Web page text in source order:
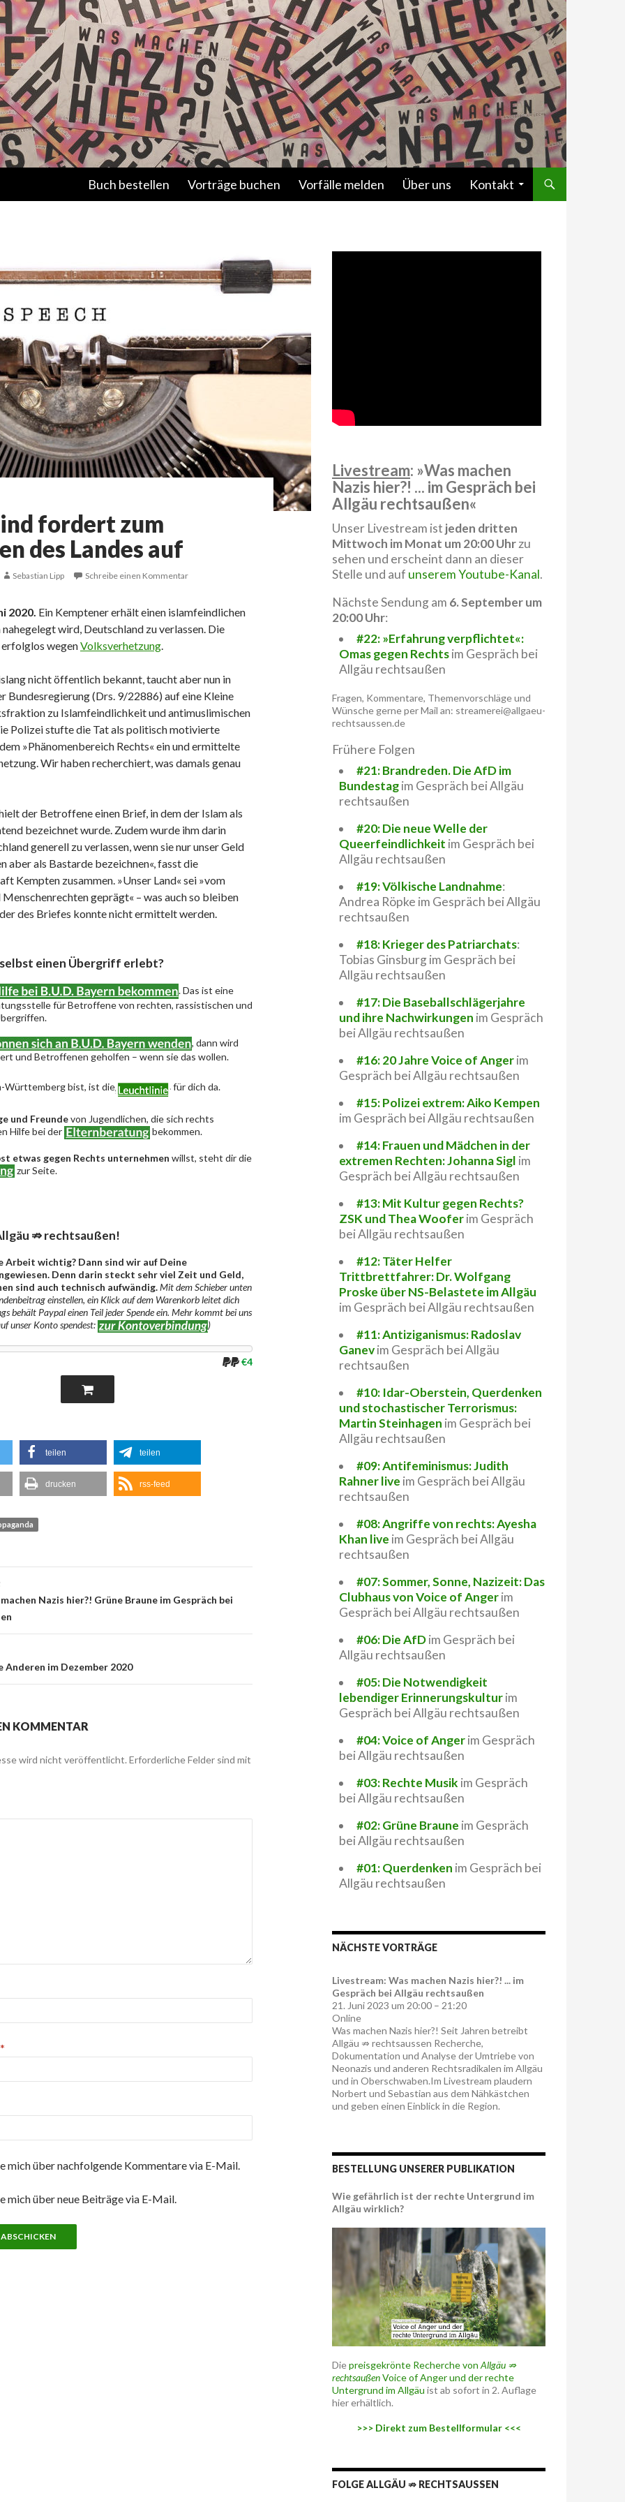
Buch bestellen Vorträge buchen Vorfälle melden Über uns Kontakt
fordert zum
des Landes auf
Sebastian Lipp Schreibe einen Kommentar
2020. Ein Kemptener erhält einen islamfeindlichen
wird, Deutschland zu verlassen. Die
wegenVolksverhetzung.
nicht öffentlich bekannt, taucht aber nun in
Bundesregierung (Drs. 9/22886) auf eine Kleine
zu Islamfeindlichkeit und antimuslimischen
Polizei stufte die Tat als politisch motivierte
»Phänomenbereich Rechts« ein und ermittelte
Wir haben recherchiert, was damals genau
der Betroffene einen Brief, in dem der Islam als
bezeichnet wurde. Zudem wurde ihm darin
generell zu verlassen, wenn sie nur unser Geld
aber als Bastarde bezeichnen«, fasst die
Kempten zusammen. »Unser Land« sei »vom
geprägt« – was auch so bleiben
des Briefes konnte nicht ermittelt werden.
einen Übergriff erlebt?
. Das ist eine
für Betroffene von rechten, rassistischen und
, dann wird
und Betroffenen geholfen – wenn sie das wollen.
Württemberg bist, ist die für dich da.
und Freundevon Jugendlichen, die sich rechts
Hilfe bei der
bekommen.
etwas gegen Rechts unternehmen willst, steht dir die
zur Seite.
⇏ rechtsaußen!
Arbeit wichtig? Dann sind wir auf Deine
Denn darin steckt sehr viel Zeit und Geld,
sind auch technisch aufwändig.Mit dem Schieber unten
einstellen, ein Klick auf dem Warenkorb leitet dich
behält Paypal einen Teil jeder Spende ein. Mehr kommt bei uns
unser Konto spendest:
)
€4
teilen teilen
drucken rss-feed
Nazis hier?! Grüne Braune im Gespräch bei
Anderen im Dezember 2020
KOMMENTAR
wird nicht veröffentlicht. Erforderliche Felder sind mit
*
mich über nachfolgende Kommentare via E-Mail.
mich über neue Beiträge via E-Mail.
Livestream: »Was machen
Nazis hier?! ... im Gespräch bei
Allgäu rechtsaußen«
Unser Livestream ist jeden dritten
Mittwoch im Monat um 20:00 Uhrzu
sehen und erscheint dann an dieser
Stelle und auf unserem Youtube-Kanal.
Nächste Sendung am 6. September um
20:00 Uhr:
#22: »Erfahrung verpflichtet«:
Omas gegen Rechtsim Gespräch bei
Allgäu rechtsaußen
Fragen, Kommentare, Themenvorschläge und
Wünsche gerne per Mail an: streamerei@allgaeu-
rechtsaussen.de
Frühere Folgen
#21: Brandreden. Die AfD im
Bundestagim Gespräch bei Allgäu
rechtsaußen
#20: Die neue Welle der
Queerfeindlichkeit im Gespräch bei
Allgäu rechtsaußen
#19: Völkische Landnahme:
Andrea Röpke im Gespräch bei Allgäu
rechtsaußen
#18: Krieger des Patriarchats:
Tobias Ginsburg im Gespräch bei
Allgäu rechtsaußen
#17: Die Baseballschlägerjahre
und ihre Nachwirkungen im Gespräch
bei Allgäu rechtsaußen
#16: 20 Jahre Voice of Angerim
Gespräch bei Allgäu rechtsaußen
#15: Polizei extrem: Aiko Kempen
im Gespräch bei Allgäu rechtsaußen
#14: Frauen und Mädchen in der
extremen Rechten: Johanna Sigl im
Gespräch bei Allgäu rechtsaußen
#13: Mit Kultur gegen Rechts?
ZSK und Thea Wooferim Gespräch
bei Allgäu rechtsaußen
#12: Täter Helfer
Trittbrettfahrer: Dr. Wolfgang
Proske über NS-Belastete im Allgäu
im Gespräch bei Allgäu rechtsaußen
#11: Antiziganismus: Radoslav
Ganevim Gespräch bei Allgäu
rechtsaußen
#10: Idar-Oberstein, Querdenken
und stochastischer Terrorismus:
Martin Steinhagen im Gespräch bei
Allgäu rechtsaußen
#09: Antifeminismus: Judith
Rahner live im Gespräch bei Allgäu
rechtsaußen
#08: Angriffe von rechts: Ayesha
Khan live im Gespräch bei Allgäu
rechtsaußen
#07: Sommer, Sonne, Nazizeit: Das
Clubhaus von Voice of Angerim
Gespräch bei Allgäu rechtsaußen
#06: Die AfDim Gespräch bei
Allgäu rechtsaußen
#05: Die Notwendigkeit
lebendiger Erinnerungskulturim
Gespräch bei Allgäu rechtsaußen
#04: Voice of Angerim Gespräch
bei Allgäu rechtsaußen
#03: Rechte Musik im Gespräch
bei Allgäu rechtsaußen
#02: Grüne Braune im Gespräch
bei Allgäu rechtsaußen
#01: Querdenken im Gespräch bei
Allgäu rechtsaußen
NÄCHSTE VORTRÄGE
Livestream: Was machen Nazis hier?! ... im
Gespräch bei Allgäu rechtsaußen
21. Juni 2023 um 20:00 – 21:20
Online
Was machen Nazis hier?! Seit Jahren betreibt
Allgäu ⇏ rechtsaussen Recherche,
Dokumentation und Analyse der Umtriebe von
Neonazis und anderen Rechtsradikalen im Allgäu
und in Oberschwaben.Im Livestream plaudern
Norbert und Sebastian aus dem Nähkästchen
und geben einen Einblick in die Region.
BESTELLUNG UNSERER PUBLIKATION
Wie gefährlich ist der rechte Untergrund im
Allgäu wirklich?
Diepreisgekrönte Recherche von Allgäu ⇏
rechtsaußenVoice of Anger und der rechte
Untergrund im Allgäu ist ab sofort in 2. Auflage
hier erhältlich.
>>> Direkt zum Bestellformular <<<
FOLGE ALLGÄU ⇏ RECHTSAUSSEN